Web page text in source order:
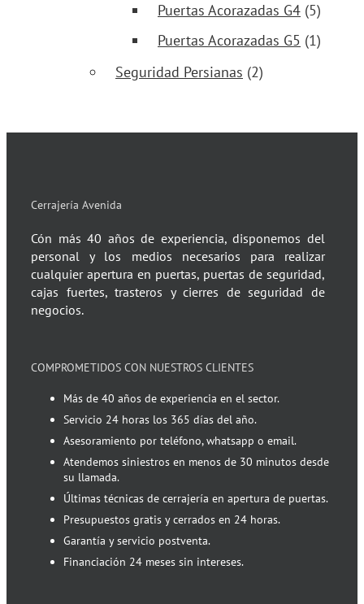
Puertas Acorazadas G4 (5)
Puertas Acorazadas G5 (1)
Seguridad Persianas (2)
Cerrajería Avenida
Cón más 40 años de experiencia, disponemos del
personal y los medios necesarios para realizar
cualquier apertura en puertas, puertas de seguridad,
cajas fuertes, trasteros y cierres de seguridad de
negocios.
COMPROMETIDOS CON NUESTROS CLIENTES
Más de 40 años de experiencia en el sector.
Servicio 24 horas los 365 días del año.
Asesoramiento por teléfono, whatsapp o email.
Atendemos siniestros en menos de 30 minutos desde
su llamada.
Últimas técnicas de cerrajería en apertura de puertas.
Presupuestos gratis y cerrados en 24 horas.
Garantía y servicio postventa.
Financiación 24 meses sin intereses.